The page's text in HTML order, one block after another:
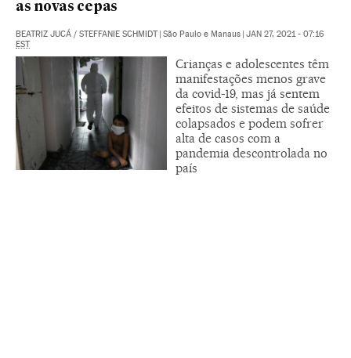
as novas cepas
BEATRIZ JUCÁ / STEFFANIE SCHMIDT | São Paulo e Manaus | JAN 27, 2021 - 07:16
EST
Crianças e adolescentes têm
manifestações menos grave
da covid-19, mas já sentem
efeitos de sistemas de saúde
colapsados e podem sofrer
alta de casos com a
pandemia descontrolada no
país